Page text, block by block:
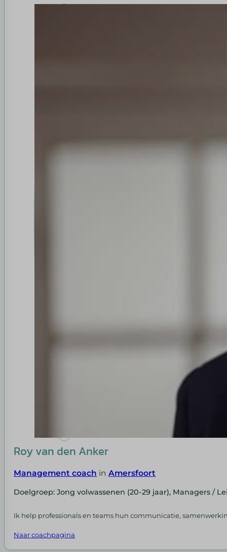
Roy van den Anker
Management coach inAmersfoort
Doelgroep: Jong volwassenen (20-29 jaar), Managers /
Ik help professionals en teams hun communicatie,
Naar coachpagina